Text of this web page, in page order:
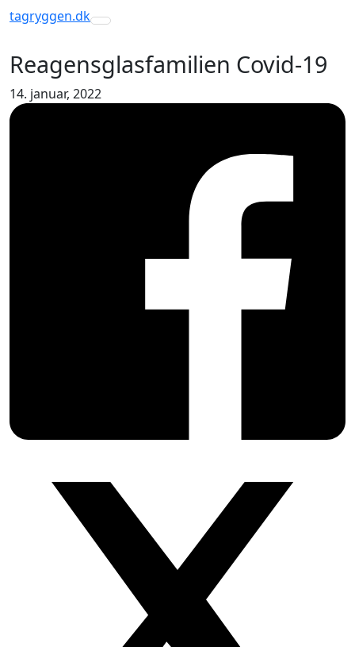
tagryggen.dk
Toggle navigation
Reagensglasfamilien Covid-19
14. januar, 2022